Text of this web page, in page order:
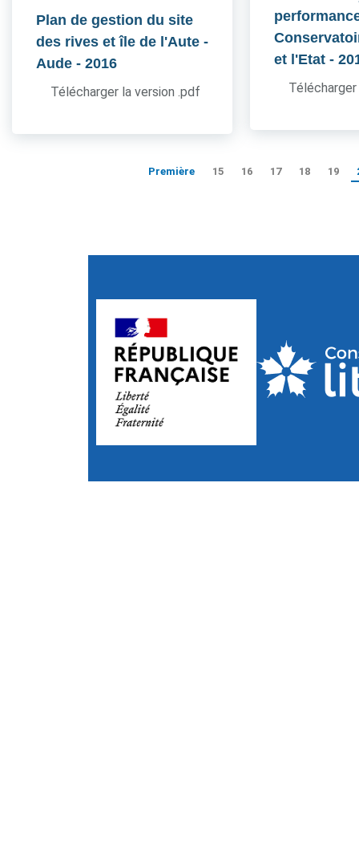
Plan de gestion du site
des rives et île de l'Aute -
Aude - 2016
Télécharger la version .pdf
et l'Etat -
Première 15 16 17 18 19